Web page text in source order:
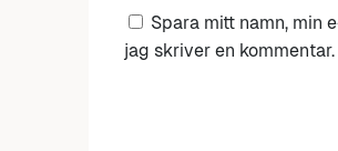
Spara mitt namn, min
jag skriver en kommentar.